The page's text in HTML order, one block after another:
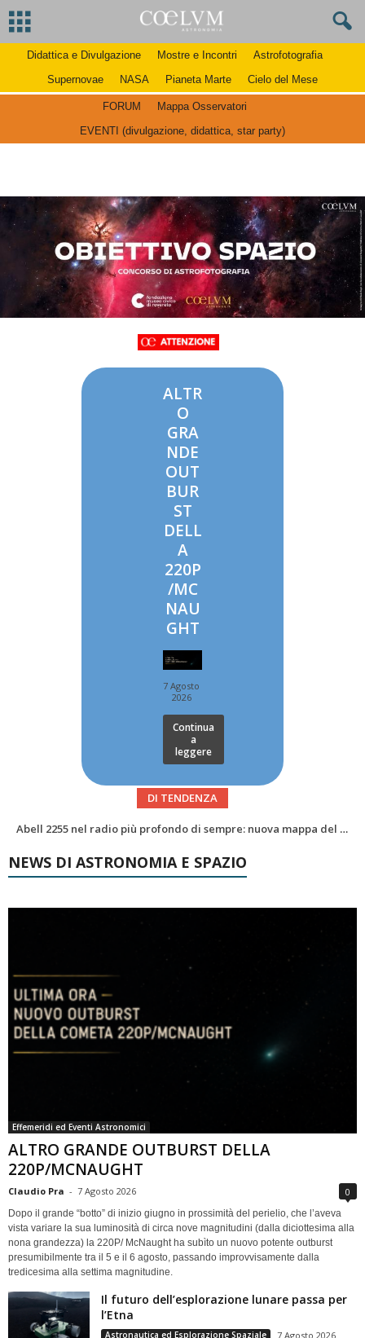
Didattica e Divulgazione Mostre e Incontri
Astrofotografia
Supernovae
NASA Pianeta Marte Cielo del Mese
FORUM
Mappa Osservatori
EVENTI (divulgazione, didattica, star party)
ALTR
O
GRA
NDE
OUT
BUR
ST
DELL
A
220P
/MC
NAU
GHT
7 Agosto
2026
Continua
a
leggere
DI TENDENZA
Alzando gli occhi al cielo – Vale la sveglia?Le congiunzioni di agosto 2026
NEWS DI ASTRONOMIA E SPAZIO
Effemeridi ed Eventi Astronomici
ALTRO GRANDE OUTBURST DELLA
220P/MCNAUGHT
Claudio Pra - 7 Agosto 2026 0
Dopo il grande “botto” di inizio giugno in prossimità del perielio, che l’aveva
vista variare la sua luminosità di circa nove magnitudini (dalla diciottesima alla
nona grandezza) la 220P/ McNaught ha subìto un nuovo potente outburst
presumibilmente tra il 5 e il 6 agosto, passando improvvisamente dalla
tredicesima alla settima magnitudine.
Il futuro dell’esplorazione lunare passa per
l’Etna
Astronautica ed Esplorazione Spaziale 7 Agosto 2026